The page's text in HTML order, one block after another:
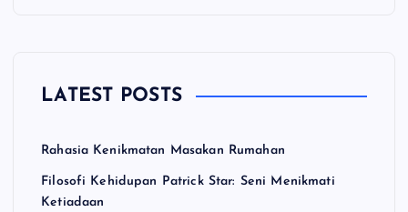
LATEST POSTS
Rahasia Kenikmatan Masakan Rumahan
Filosofi Kehidupan Patrick Star: Seni Menikmati
Ketiadaan